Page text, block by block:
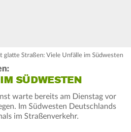
glatte Straßen: Viele Unfälle im Südwesten
SÜDWESTEN
warte bereits am Dienstag vor
Im Südwesten Deutschlands
im Straßenverkehr.